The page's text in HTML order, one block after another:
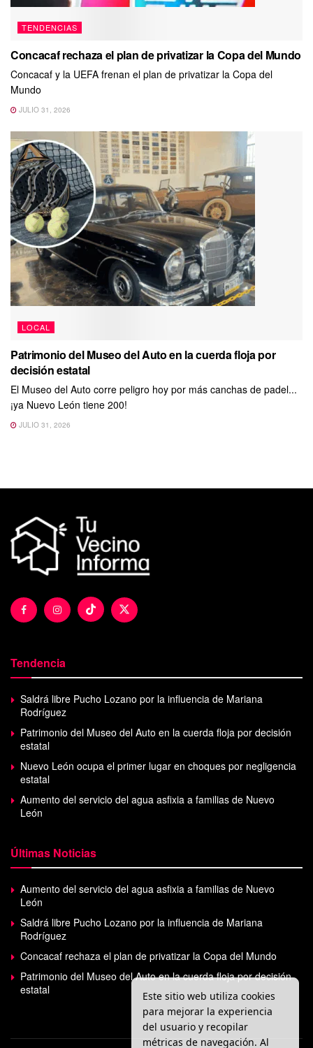
TENDENCIAS
Concacaf rechaza el plan de privatizar la Copa del Mundo
Concacaf y la UEFA frenan el plan de privatizar la Copa del
Mundo
JULIO 31, 2026
LOCAL
Patrimonio del Museo del Auto en la cuerda floja por
decisión estatal
El Museo del Auto corre peligro hoy por más canchas de padel...
¡ya Nuevo León tiene 200!
JULIO 31, 2026
Tendencia
Saldrá libre Pucho Lozano por la influencia de Mariana
Rodríguez
Patrimonio del Museo del Auto en la cuerda floja por decisión
estatal
Nuevo León ocupa el primer lugar en choques por negligencia
estatal
Aumento del servicio del agua asfixia a familias de Nuevo
León
Últimas Noticias
Aumento del servicio del agua asfixia a familias de Nuevo
León
Saldrá libre Pucho Lozano por la influencia de Mariana
Rodríguez
Concacaf rechaza el plan de privatizar la Copa del Mundo
Patrimonio del Museo del Auto en la cuerda floja por decisión
estatal
Este sitio web utiliza cookies
para mejorar la experiencia
del usuario y recopilar
métricas de navegación. Al